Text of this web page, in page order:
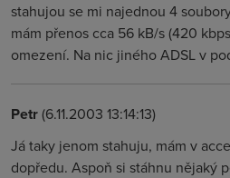
stahujou se mi najednou 4
mám přenos cca 56 kB/s (420
omezení. Na nic jiného ADSL v
Petr(6.11.2003 13:14:13)
Já taky jenom stahuju, mám v
dopředu. Aspoň si stáhnu nějaký